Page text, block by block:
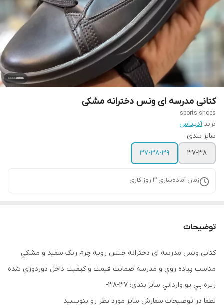
کتانی مدرسه ای ونس دخترانه مشکی
sports shoes
برند:آدیداس
سایز بندی
37-38
37-38-39
زمان آماده‌سازی 3 روز کاری
توضیحات
کتانی ونس مدرسه ای دخترانه جنس رويه چرم رنگ سفيد و مشكي
مناسب پياده روي و مدرسه ضمانت قيمت و كيفيت داخل دوردوزي شده
زيره پي يو وارداتي سایز بندی: 37-38-
لطفا در توضيحات سفارش سايز مورد نظر رو بنويسيد